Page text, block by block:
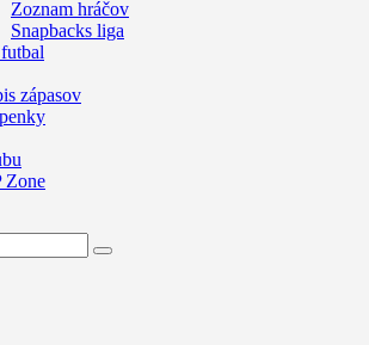
Zoznam hráčov
Snapbacks liga
zápasov
Zone